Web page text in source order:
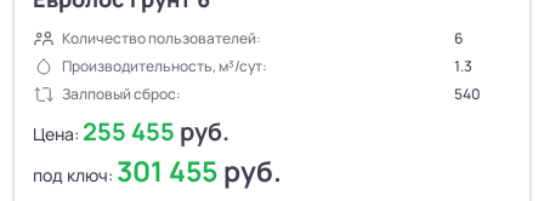
Количество пользователей:
6
Производительность, м³/сут:
1.3
Залповый сброс:
540
Цена: 255 455 руб.
под ключ: 301 455руб.